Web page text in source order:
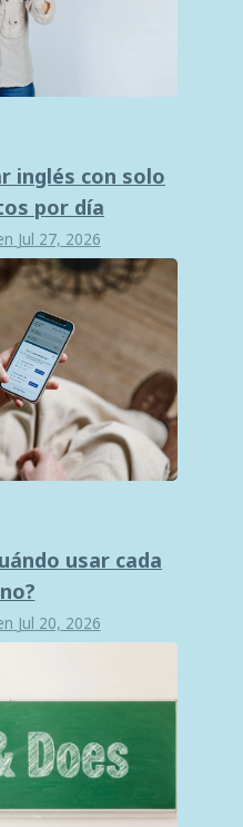
inglés con solo
por día
Jul 27, 2026
usar cada
Jul 20, 2026